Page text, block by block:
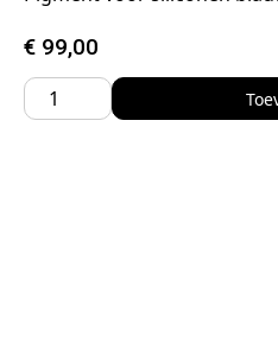
€ 99,00